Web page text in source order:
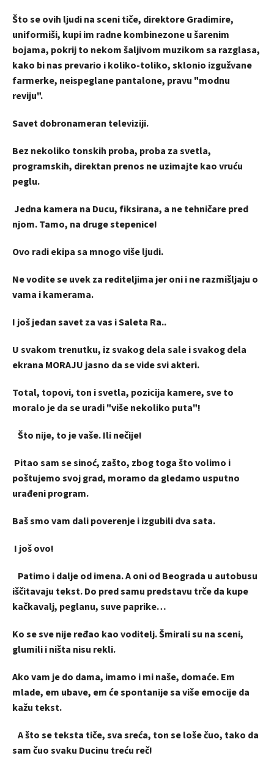
Što se ovih ljudi na sceni tiče, direktore Gradimire,
uniformiši, kupi im radne kombinezone u šarenim
bojama, pokrij to nekom šaljivom muzikom sa razglasa,
kako bi nas prevario i koliko-toliko, sklonio izgužvane
farmerke, neispeglane pantalone, pravu "modnu
reviju".
Savet dobronameran televiziji.
Bez nekoliko tonskih proba, proba za svetla,
programskih, direktan prenos ne uzimajte kao vruću
peglu.
Jedna kamera na Ducu, fiksirana, a ne tehničare pred
njom. Tamo, na druge stepenice!
Ovo radi ekipa sa mnogo više ljudi.
Ne vodite se uvek za rediteljima jer oni i ne razmišljaju o
vama i kamerama.
I još jedan savet za vas i Saleta Ra..
U svakom trenutku, iz svakog dela sale i svakog dela
ekrana MORAJU jasno da se vide svi akteri.
Total, topovi, ton i svetla, pozicija kamere, sve to
moralo je da se uradi "više nekoliko puta"!
Što nije, to je vaše. Ili nečije!
Pitao sam se sinoć, zašto, zbog toga što volimo i
poštujemo svoj grad, moramo da gledamo usputno
urađeni program.
Baš smo vam dali poverenje i izgubili dva sata.
I još ovo!
Patimo i dalje od imena. A oni od Beograda u autobusu
iščitavaju tekst. Do pred samu predstavu trče da kupe
kačkavalj, peglanu, suve paprike…
Ko se sve nije ređao kao voditelj. Šmirali su na sceni,
glumili i ništa nisu rekli.
Ako vam je do dama, imamo i mi naše, domaće. Em
mlade, em ubave, em će spontanije sa više emocije da
kažu tekst.
A što se teksta tiče, sva sreća, ton se loše čuo, tako da
sam čuo svaku Ducinu treću reč!